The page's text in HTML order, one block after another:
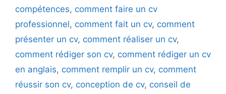
compétences, comment faire un cv
professionnel, comment fait un cv, comment
présenter un cv, comment réaliser un cv,
comment rédiger son cv, comment rédiger un cv
en anglais, comment remplir un cv, comment
réussir son cv, conception de cv, conseil de